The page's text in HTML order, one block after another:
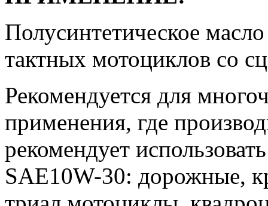
Полусинтетическое
тактных мотоциклов со
Рекомендуется для
применения, где
рекомендует
SAE10W-30: дорожные,